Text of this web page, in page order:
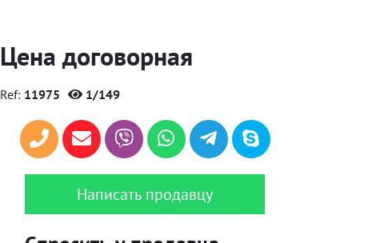
Цена договорная
Ref: 11975 1/149
Написать продавцу